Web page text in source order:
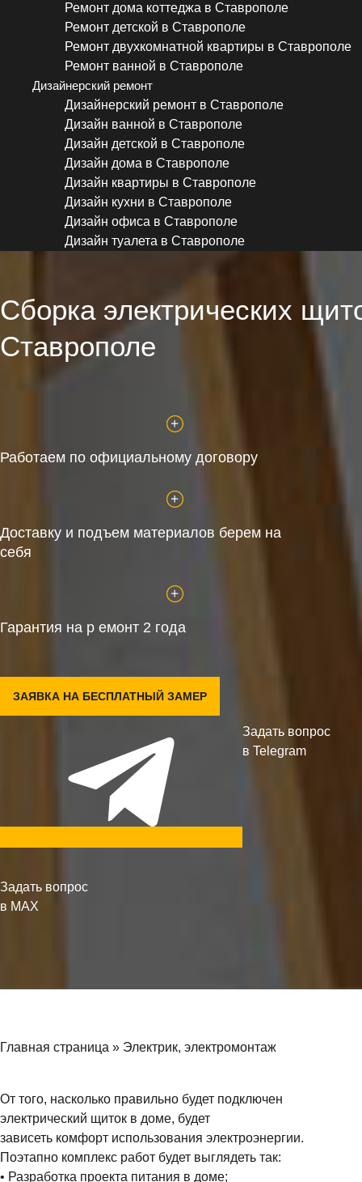
Ремонт дома коттеджа в Ставрополе
Ремонт детской в Ставрополе
Ремонт двухкомнатной квартиры в Ставрополе
Ремонт ванной в Ставрополе
Дизайнерский ремонт
Дизайнерский ремонт в Ставрополе
Дизайн ванной в Ставрополе
Дизайн детской в Ставрополе
Дизайн дома в Ставрополе
Дизайн квартиры в Ставрополе
Дизайн кухни в Ставрополе
Дизайн офиса в Ставрополе
Дизайн туалета в Ставрополе
Сборка электрических
Ставрополе
Работаем по официальному договору
Доставку и подъем материалов берем на
себя
Гарантия на р емонт 2 года
ЗАЯВКА НА БЕСПЛАТНЫЙ ЗАМЕР
Задать вопрос
в Telegram
Задать вопрос
в MAX
Главная страница » Электрик, электромонтаж
От того, насколько правильно будет подключен
электрический щиток в доме, будет
зависеть комфорт использования электроэнергии.
Поэтапно комплекс работ будет выглядеть так:
• Разработка проекта питания в доме;